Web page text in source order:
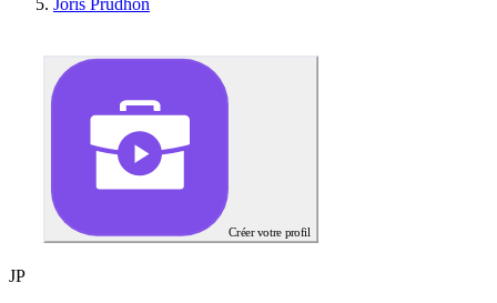
Joris Prudhon
Créer votre profil
JP